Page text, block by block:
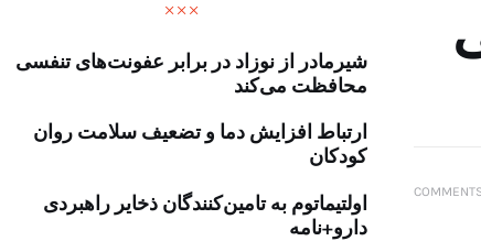
تبلیغات راه نو نیوز
آوین دیلی
شیرمادر از نوزاد در برابر عفونت‌های تنفسی
محافظت می‌کند
ارتباط افزایش دما و تضعیف سلامت روان
کودکان
اولتیماتوم به تامین‌کنندگان ذخایر راهبردی
دارو+نامه